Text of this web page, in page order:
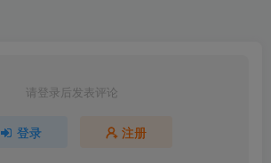
请登录后发表评论
登录 注册